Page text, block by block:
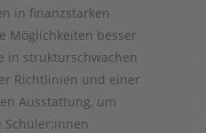
in finanzstarken
Möglichkeiten besser
in strukturschwachen
Richtlinien und einer
Ausstattung, um
Schüler:innen